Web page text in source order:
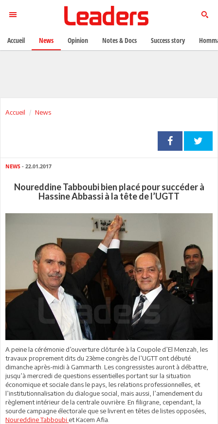
Accueil News
NEWS - 22.01.2017
Noureddine Tabboubi bien placé pour succéder à
Hassine Abbassi à la tête de l’UGTT
A peine la cérémonie d’ouverture clôturée à la Coupole d’El Menzah, les
travaux proprement dits du 23ème congrès de l’UGTT ont débuté
dimanche après-midi à Gammarth. Les congressistes auront à débattre,
jusqu’à mercredi de questions essentielles portant sur la situation
économique et sociale dans le pays, les relations professionnelles, et
l’institutionnalisation du dialogue social, mais aussi, l’amendement du
règlement intérieur de la centrale ouvrière. En filigrane, cependant, la
sourde campagne électorale que se livrent en têtes de listes opposées,
Noureddine Tabboubi et Kacem Afia.
Accueil News Opinion Notes & Docs Success story